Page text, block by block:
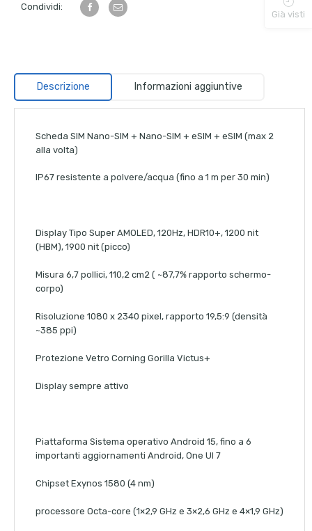
Condividi:
Descrizione Informazioni aggiuntive
Scheda SIM Nano-SIM + Nano-SIM + eSIM + eSIM (max 2
alla volta)
IP67 resistente a polvere/acqua (fino a 1 m per 30 min)
Display Tipo Super AMOLED, 120Hz, HDR10+, 1200 nit
(HBM), 1900 nit (picco)
Misura 6,7 pollici, 110,2 cm2 ( ~87,7% rapporto schermo-
corpo)
Risoluzione 1080 x 2340 pixel, rapporto 19,5:9 (densità
~385 ppi)
Protezione Vetro Corning Gorilla Victus+
Display sempre attivo
Piattaforma Sistema operativo Android 15, fino a 6
importanti aggiornamenti Android, One UI 7
Chipset Exynos 1580 (4 nm)
processore Octa-core (1×2,9 GHz e 3×2,6 GHz e 4×1,9 GHz)
Già visti